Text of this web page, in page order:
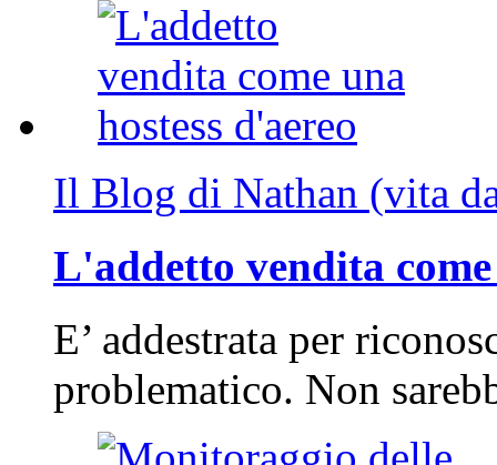
Il Blog di Nathan (vita
L'addetto vendita
E’ addestrata per
problematico. Non